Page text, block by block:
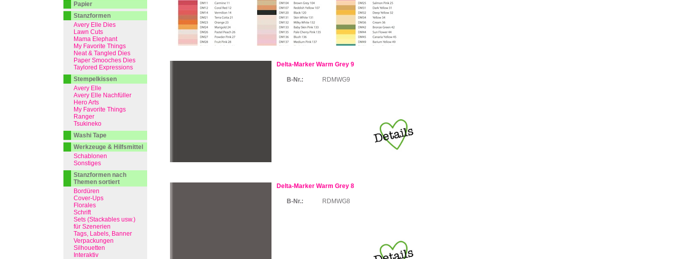
Delta-Marker Warm Grey 9
B-Nr.: RDMWG9
Delta-Marker Warm Grey 8
B-Nr.: RDMWG8
Papier
Stanzformen
Avery Elle Dies
Lawn Cuts
Mama Elephant
My Favorite Things
Neat & Tangled Dies
Paper Smooches Dies
Taylored Expressions
Stempelkissen
Avery Elle
Avery Elle Nachfüller
Hero Arts
My Favorite Things
Ranger
Tsukineko
Washi Tape
Werkzeuge & Hilfsmittel
Schablonen
Sonstiges
Stanzformen nach
Themen sortiert
Bordüren
Cover-Ups
Florales
Schrift
Sets (Stackables usw.)
für Szenerien
Tags, Labels, Banner
Verpackungen
Silhouetten
Interaktiv